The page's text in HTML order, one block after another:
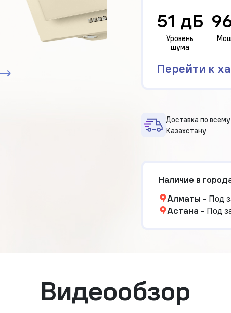
51 дБ
Уровень
шума
Перейти к
Доставка по всему
Казахстану
Наличие в
Алматы - Под
Астана - Под
Видеообзор